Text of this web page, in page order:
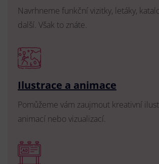
Navrhneme funkční vizitky, letáky,
další. Však to znáte.
Ilustrace a animace
Pomůžeme vám zaujmout kreativní
animací nebo vizualizací.